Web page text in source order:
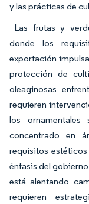
y las prácticas de
Las frutas y
donde los
exportación
protección de
oleaginosas
requieren
los
concentrado en
requisitos
énfasis del
está alentando
requieren